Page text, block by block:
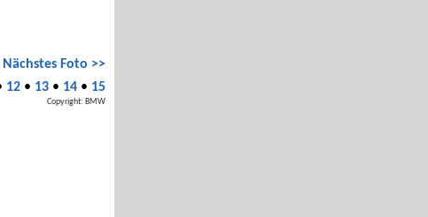
Nächstes Foto >>
12 • 13 • 14 • 15
Copyright: BMW